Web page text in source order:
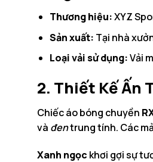
Thương hiệu:XYZ
Sản xuất: Tại nhà
Loại vải sử dụng:Vải
2. Thiết Kế Ấn
Chiếc áo bóng chuyền
và đentrung tính. Các
Xanh ngọc khơi gợi sự